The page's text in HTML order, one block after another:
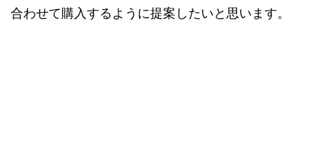
合わせて購入するように提案したいと思います。